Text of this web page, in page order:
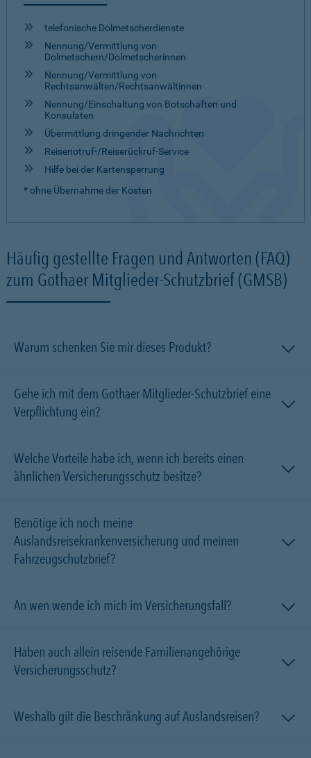
telefonische Dolmetscher­dienste
Nennung/Vermittlung von
Dolmetschern/Dolmetscherinnen
Nennung/Vermittlung von
Rechtsanwälten/Rechtsanwältinnen
Nennung/Einschaltung von Botschaften und
Konsulaten
Übermittlung dringender Nachrichten
Reisenotruf-/Reiserückruf-Service
Hilfe bei der Kartensperrung
* ohne Übernahme der Kosten
Häufig gestellte Fragen und Antworten (FAQ)
zum Gothaer Mitglieder-Schutzbrief (GMSB)
Warum schenken Sie mir dieses Produkt?
Gehe ich mit dem Gothaer Mitglieder-Schutzbrief eine
Verpflichtung ein?
Welche Vorteile habe ich, wenn ich bereits einen
ähnlichen Versicherungsschutz besitze?
Benötige ich noch meine
Auslandsreisekrankenversicherung und meinen
Fahrzeugschutzbrief?
An wen wende ich mich im Versicherungsfall?
Haben auch allein reisende Familien­angehörige
Versicherungsschutz?
Weshalb gilt die Beschränkung auf Auslandsreisen?